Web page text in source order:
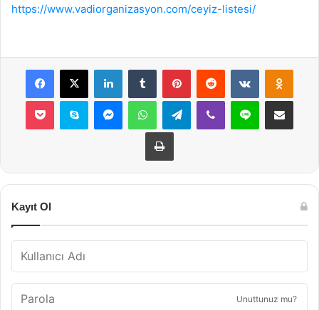
https://www.vadiorganizasyon.com/ceyiz-listesi/
Facebook
X LinkedInTumblr PinterestReddit VKontakte
Pocket Skype MessengerWhatsAppTelegramViber Line E-Posta ile
Yazdır
Kayıt Ol
Unuttunuz mu?